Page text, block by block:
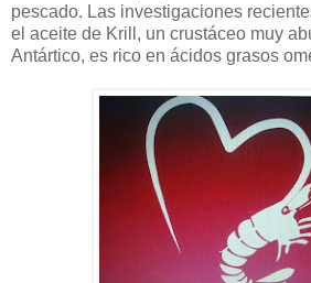
pescado. Las investigaciones
el aceite de Krill, un crustáceo muy
Antártico, es rico en ácidos grasos